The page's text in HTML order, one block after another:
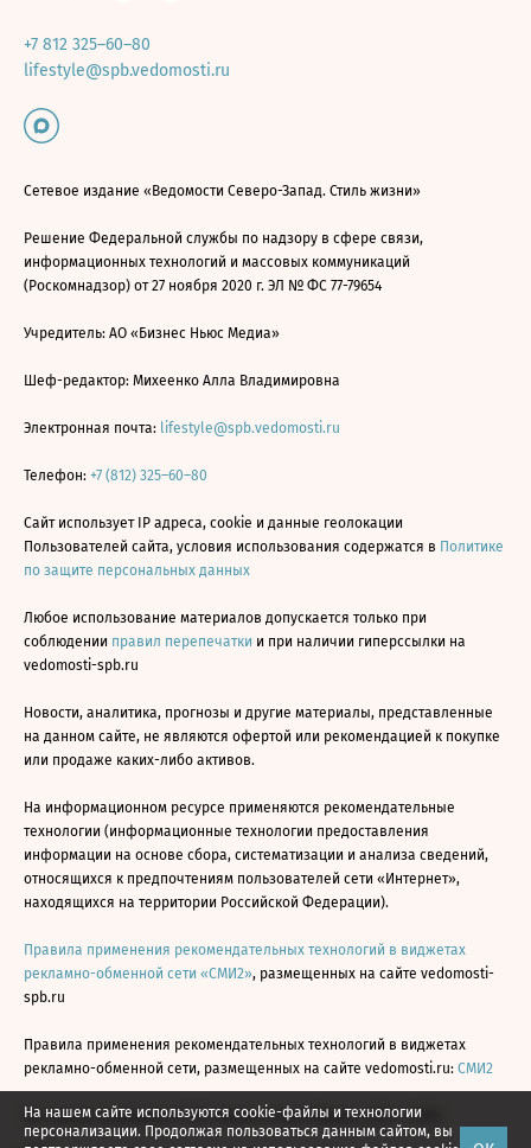
На нашем сайте используются cookie-файлы и технологии
персонализации. Продолжая пользоваться данным сайтом, вы
+7 812 325–60–80
lifestyle@spb.vedomosti.ru
Сетевое издание «Ведомости Северо-Запад. Стиль жизни»
Решение Федеральной службы по надзору в сфере связи,
информационных технологий и массовых коммуникаций
(Роскомнадзор) от 27 ноября 2020 г. ЭЛ № ФС 77-79654
Учредитель: АО «Бизнес Ньюс Медиа»
Шеф-редактор: Михеенко Алла Владимировна
Электронная почта: lifestyle@spb.vedomosti.ru
Телефон: +7 (812) 325–60–80
Сайт использует IP адреса, cookie и данные геолокации
Пользователей сайта, условия использования содержатся в Политике
по защите персональных данных
Любое использование материалов допускается только при
соблюдении правил перепечатки и при наличии гиперссылки на
vedomosti-spb.ru
Новости, аналитика, прогнозы и другие материалы, представленные
на данном сайте, не являются офертой или рекомендацией к покупке
или продаже каких-либо активов.
На информационном ресурсе применяются рекомендательные
технологии (информационные технологии предоставления
информации на основе сбора, систематизации и анализа сведений,
относящихся к предпочтениям пользователей сети «Интернет»,
находящихся на территории Российской Федерации).
Правила применения рекомендательных технологий в виджетах
рекламно-обменной сети «СМИ2», размещенных на сайте vedomosti-
spb.ru
Правила применения рекомендательных технологий в виджетах
рекламно-обменной сети, размещенных на сайте vedomosti.ru: СМИ2
Все права защищены © АО «Бизнес Ньюс Медиа», 2024 - 2026